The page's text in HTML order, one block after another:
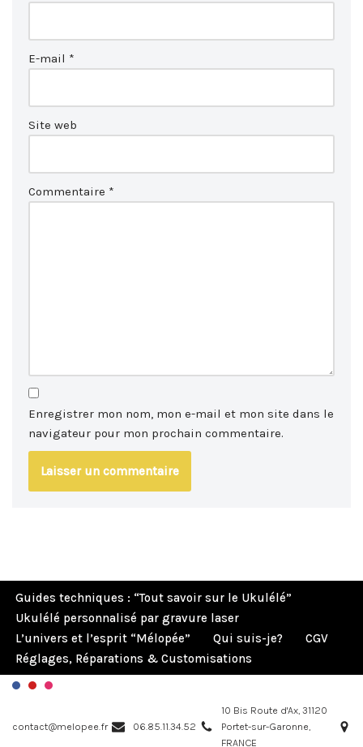
E-mail *
Site web
Commentaire *
Enregistrer mon nom, mon e-mail et mon site dans le
navigateur pour mon prochain commentaire.
Guides techniques : “Tout savoir sur le Ukulélé”
Ukulélé personnalisé par gravure laser
L’univers et l’esprit “Mélopée”
Qui suis-je?
CGV
Réglages, Réparations & Customisations
contact@melopee.fr 06.85.11.34.52
10 Bis Route d'Ax, 31120
Portet-sur-Garonne,
FRANCE